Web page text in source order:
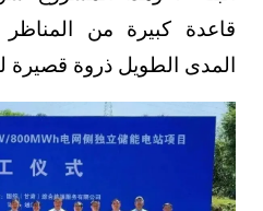
قاعدة كبيرة من المناظر
المدى الطويل ذروة قصيرة